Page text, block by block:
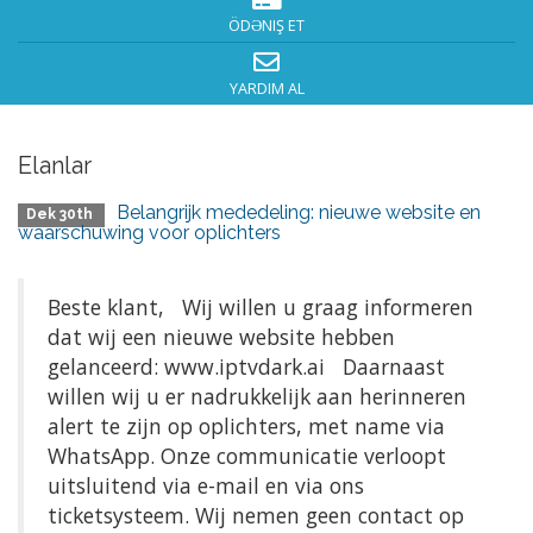
ÖDƏNIŞ ET
YARDIM AL
Elanlar
Dek 30th
Belangrijk mededeling: nieuwe website en
waarschuwing voor oplichters
Beste klant, Wij willen u graag informeren
dat wij een nieuwe website hebben
gelanceerd: www.iptvdark.ai Daarnaast
willen wij u er nadrukkelijk aan herinneren
alert te zijn op oplichters, met name via
WhatsApp. Onze communicatie verloopt
uitsluitend via e-mail en via ons
ticketsysteem. Wij nemen geen contact op